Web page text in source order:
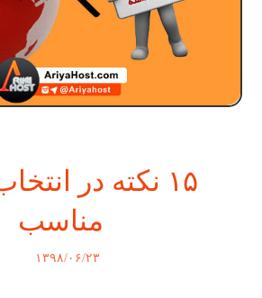
۱۵ نکته در
مناسب
۱۳۹۸/۰۶/۲۳